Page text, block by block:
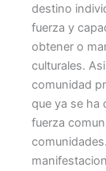
destino
fuerza y
obtener o
culturales.
comunidad
que ya se ha
fuerza